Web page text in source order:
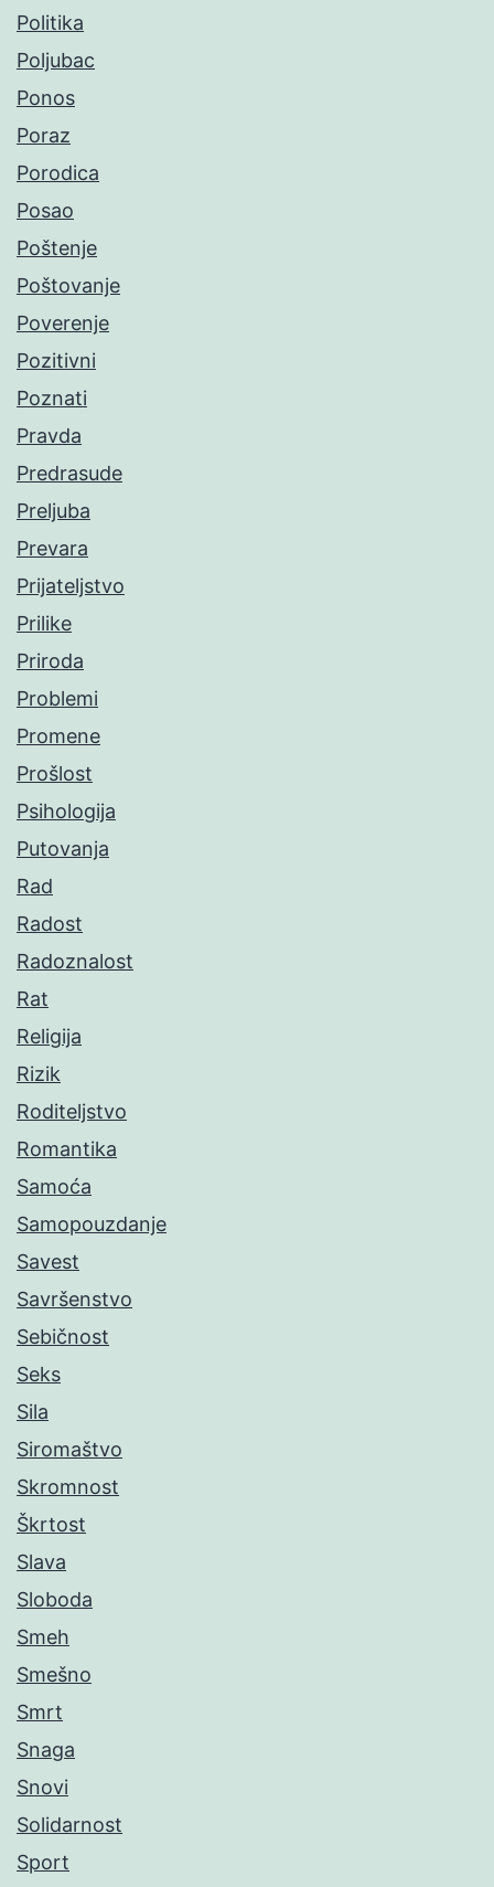
Politika
Poljubac
Ponos
Poraz
Porodica
Posao
Poštenje
Poštovanje
Poverenje
Pozitivni
Poznati
Pravda
Predrasude
Preljuba
Prevara
Prijateljstvo
Prilike
Priroda
Problemi
Promene
Prošlost
Psihologija
Putovanja
Rad
Radost
Radoznalost
Rat
Religija
Rizik
Roditeljstvo
Romantika
Samoća
Samopouzdanje
Savest
Savršenstvo
Sebičnost
Seks
Sila
Siromaštvo
Skromnost
Škrtost
Slava
Sloboda
Smeh
Smešno
Smrt
Snaga
Snovi
Solidarnost
Sport